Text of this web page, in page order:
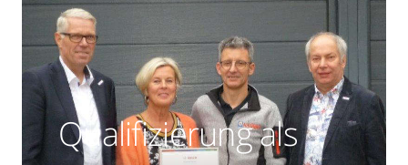
Qualifizierung als